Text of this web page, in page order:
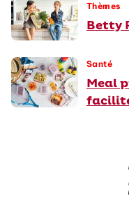
Thèmes
Betty
Santé
Meal